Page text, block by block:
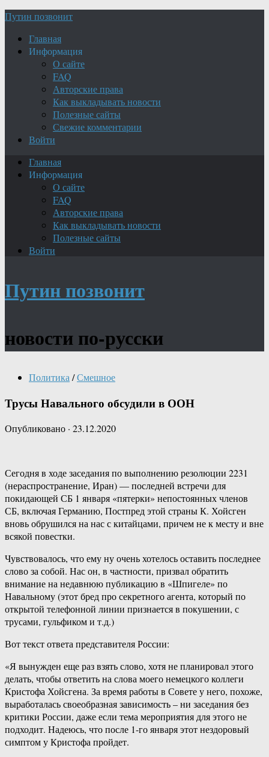
Путин позвонит
Главная
Информация
О сайте
FAQ
Авторские права
Как выкладывать новости
Полезные сайты
Свежие комментарии
Войти
Главная
Информация
О сайте
FAQ
Авторские права
Как выкладывать новости
Полезные сайты
Войти
Путин позвонит
новости по-русски
Политика /Смешное
Трусы Навального обсудили в ООН
Опубликовано · 23.12.2020
Сегодня в ходе заседания по выполнению резолюции 2231
(нераспространение, Иран) — последней встречи для
покидающей СБ 1 января «пятерки» непостоянных членов
СБ, включая Германию, Постпред этой страны К. Хойсген
вновь обрушился на нас с китайцами, причем не к месту и вне
всякой повестки.
Чувствовалось, что ему ну очень хотелось оставить последнее
слово за собой. Нас он, в частности, призвал обратить
внимание на недавнюю публикацию в «Шпигеле» по
Навальному (этот бред про секретного агента, который по
открытой телефонной линии признается в покушении, с
трусами, гульфиком и т.д.)
Вот текст ответа представителя России:
«Я вынужден еще раз взять слово, хотя не планировал этого
делать, чтобы ответить на слова моего немецкого коллеги
Кристофа Хойсгена. За время работы в Совете у него, похоже,
выработалась своеобразная зависимость – ни заседания без
критики России, даже если тема мероприятия для этого не
подходит. Надеюсь, что после 1-го января этот нездоровый
симптом у Кристофа пройдет.